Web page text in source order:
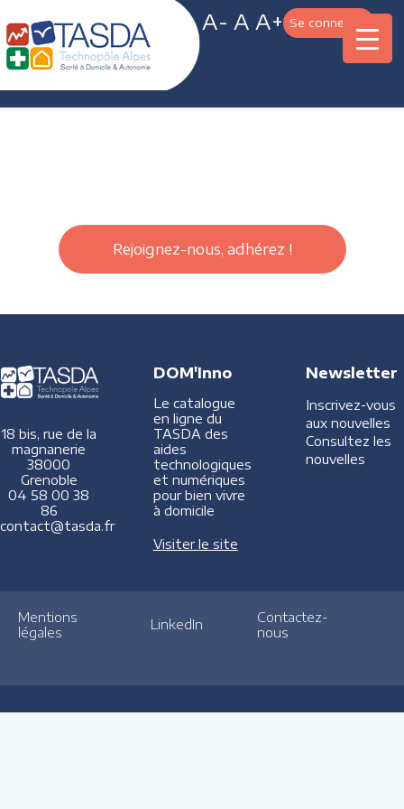
A- A A+ Se connecter
Rejoignez-nous, adhérez !
18 bis, rue de la
magnanerie
38000
Grenoble
04 58 00 38
86
contact@tasda.fr
DOM'Inno
Le catalogue
en ligne du
TASDA des
aides
technologiques
et numériques
pour bien vivre
à domicile
Visiter le site
Newsletter
Inscrivez-vous
aux nouvelles
Consultez les
nouvelles
Mentions
légales
LinkedIn
Contactez-
nous